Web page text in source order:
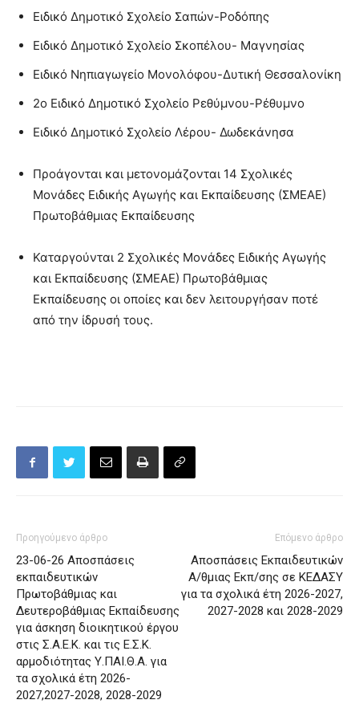
Ειδικό Δημοτικό Σχολείο Σαπών-Ροδόπης
Ειδικό Δημοτικό Σχολείο Σκοπέλου- Μαγνησίας
Ειδικό Νηπιαγωγείο Μονολόφου-Δυτική Θεσσαλονίκη
2ο Ειδικό Δημοτικό Σχολείο Ρεθύμνου-Ρέθυμνο
Ειδικό Δημοτικό Σχολείο Λέρου- Δωδεκάνησα
Προάγονται και μετονομάζονται 14 Σχολικές
Μονάδες Ειδικής Αγωγής και Εκπαίδευσης (ΣΜΕΑΕ)
Πρωτοβάθμιας Εκπαίδευσης
Καταργούνται 2 Σχολικές Μονάδες Ειδικής Αγωγής
και Εκπαίδευσης (ΣΜΕΑΕ) Πρωτοβάθμιας
Εκπαίδευσης οι οποίες και δεν λειτουργήσαν ποτέ
από την ίδρυσή τους.
Προηγούμενο άρθρο
23-06-26 Αποσπάσεις
εκπαιδευτικών
Πρωτοβάθμιας και
Δευτεροβάθμιας Εκπαίδευσης
για άσκηση διοικητικού έργου
στις Σ.Α.Ε.Κ. και τις Ε.Σ.Κ.
αρμοδιότητας Υ.ΠΑΙ.Θ.Α. για
τα σχολικά έτη 2026-
2027,2027-2028, 2028-2029
Επόμενο άρθρο
Αποσπάσεις Εκπαιδευτικών
Α/θμιας Εκπ/σης σε ΚΕΔΑΣΥ
για τα σχολικά έτη 2026-2027,
2027-2028 και 2028-2029